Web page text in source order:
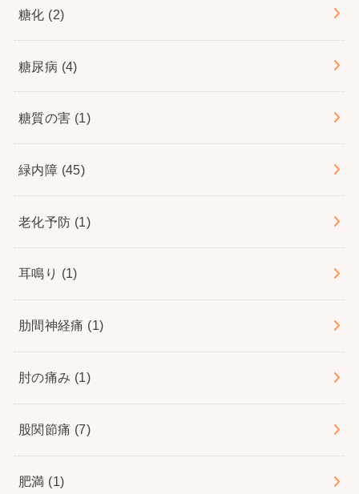
糖化 (2)
糖尿病 (4)
糖質の害 (1)
緑内障 (45)
老化予防 (1)
耳鳴り (1)
肋間神経痛 (1)
肘の痛み (1)
股関節痛 (7)
肥満 (1)